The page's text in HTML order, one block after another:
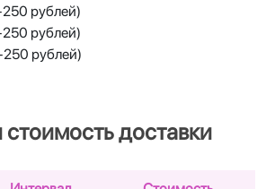
рублей)
рублей)
рублей)
доставки